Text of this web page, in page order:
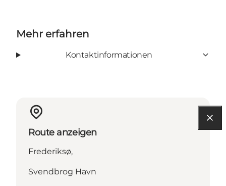
Mehr erfahren
Kontaktinformationen
Route anzeigen
Frederiksø,
Svendbrog Havn